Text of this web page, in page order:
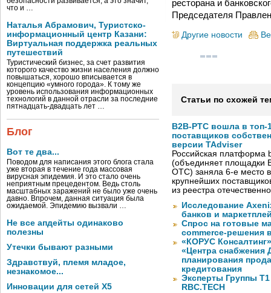
что и …
Наталья Абрамович, Туристско-
информационный центр Казани:
Виртуальная поддержка реальных
путешествий
Туристический бизнес, за счет развития
которого качество жизни населения должно
повышаться, хорошо вписывается в
концепцию «умного города». К тому же
уровень использования информационных
технологий в данной отрасли за последние
пятнадцать-двадцать лет …
Блог
Вот те два...
Поводом для написания этого блога стала
уже вторая в течение года массовая
вирусная эпидемия. И это стало очень
неприятным прецедентом. Ведь столь
масштабных заражений не было уже очень
давно. Впрочем, данная ситуация была
ожидаемой. Эпидемию вызвали …
Не все апдейты одинаково
полезны
Утечки бывают разными
Здравствуй, племя младое,
незнакомое...
Инновации для сетей X5
ресторана и
Председателя
Другие новости
Статьи по схожей
B2B-РТС вошла в топ-
поставщиков
версии TAdviser
Российская платформа
(объединяет площадки
OTC) заняла 6-е место
крупнейших
из реестра
Исследование
банков и
Спрос на готовые
commerce-решения
«КОРУС
«Центра снабжения
планирования
кредитования
Эксперты Группы
RBC.TECH